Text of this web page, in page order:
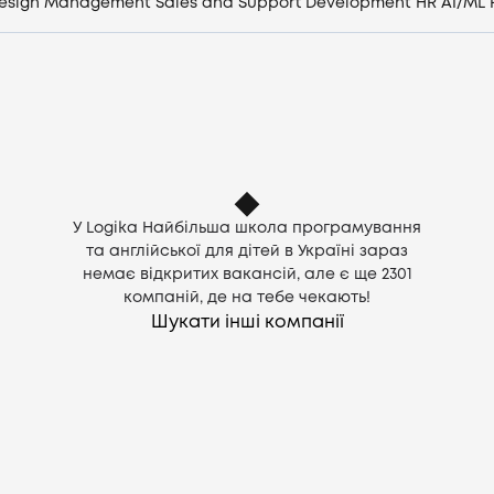
UA
Management Sales and Support Development HR AI/ML
У Logika Найбільша школа програмування
та англійської для дітей в Україні зараз
немає відкритих вакансій, але є ще 2301
компаній, де на тебе чекають!
Шукати інші компанії